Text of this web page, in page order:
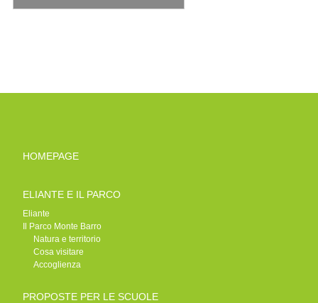
HOMEPAGE
ELIANTE E IL PARCO
Eliante
Il Parco Monte Barro
Natura e territorio
Cosa visitare
Accoglienza
PROPOSTE PER LE SCUOLE